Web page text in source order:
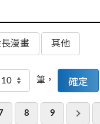
漫畫 其他
筆，
8 9